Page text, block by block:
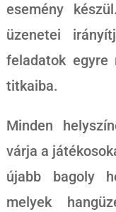
esemény
üzenetei
feladatok egyre
titkaiba.
Minden
várja a
újabb bagoly
melyek